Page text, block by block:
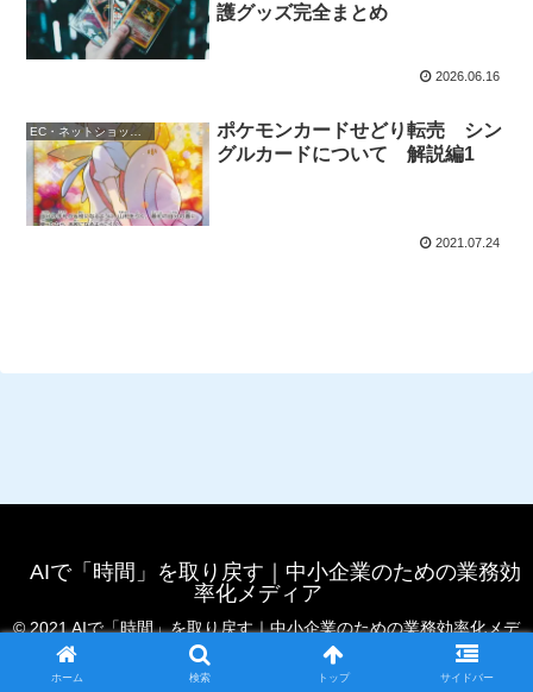
護グッズ完全まとめ
2026.06.16
EC・ネットショップ運営
ポケモンカードせどり転売 シン
グルカードについて 解説編1
2021.07.24
AIで「時間」を取り戻す｜中小企業のための業務効
率化メディア
© 2021 AIで「時間」を取り戻す｜中小企業のための業務効率化メデ
ホーム 検索 トップ サイドバー